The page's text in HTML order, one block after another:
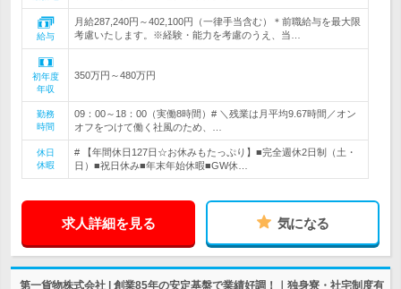
給与
月給287,240円～402,100円（一律手当含む）＊前職給与を最大限
考慮いたします。※経験・能力を考慮のうえ、当…
初年度
年収
350万円～480万円
勤務
時間
09：00～18：00（実働8時間）# ＼残業は月平均9.67時間／オン
オフをつけて働く社風のため、…
休日
休暇
# 【年間休日127日☆お休みもたっぷり】■完全週休2日制（土・
日）■祝日休み■年末年始休暇■GW休…
求人詳細を見る 気になる
第一貨物株式会社 | 創業85年の安定基盤で業績好調！｜独身寮・社宅制度有